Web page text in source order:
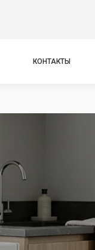
КОНТАКТЫ